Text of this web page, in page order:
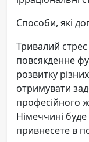
Способи, які
Тривалий
повсякденне
розвитку
отримувати
професійного
Німеччині
привнесете в